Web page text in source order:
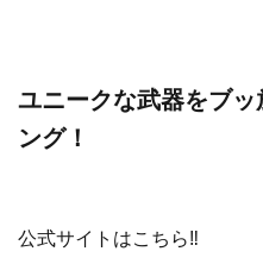
ユニークな武器をブ
ング！
公式サイトはこちら‼